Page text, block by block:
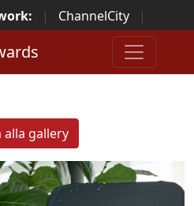
| ChannelCity
|
| Italian Channel
Awards
Italian Security
| ...
alla gallery